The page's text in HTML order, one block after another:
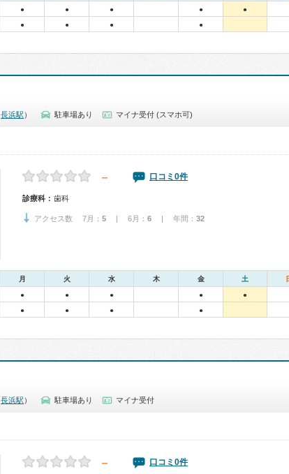
● ● ● ● ●
● ● ● ●
長浜駅 ） 駐車場あり マイナ受付 (スマホ可)
－ 口コミ0件
診療科： 歯科
アクセス数 7月： 5 | 6月： 6 | 年間： 32
月 火 水 木 金 土
● ● ● ● ●
● ● ● ●
長浜駅 ） 駐車場あり マイナ受付
－ 口コミ0件